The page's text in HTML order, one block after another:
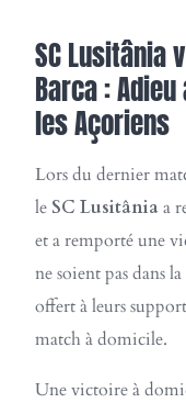
SC Lusitânia
Barca :
les Açoriens
Lors du dernier
le SC Lusitâniaa
et a remporté une
ne soient pas dans
offert à leurs
match à domicile.
Une victoire à